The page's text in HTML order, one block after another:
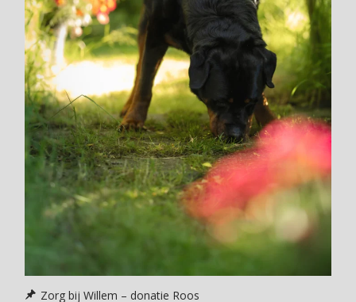
Zorg bij Willem – donatie Roos